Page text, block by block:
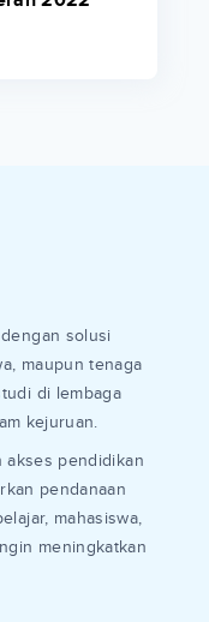
solusi
maupun tenaga
di lembaga
kejuruan.
akses pendidikan
pendanaan
mahasiswa,
meningkatkan